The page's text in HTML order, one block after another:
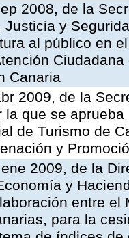
2008, de la
Justicia y
al público en
Canaria
2009, de la
la que se
de Turismo de
y
2009, de la
y
entre
para la